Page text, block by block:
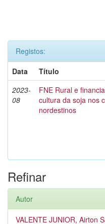
Registos:
Data
Título
2023-
08
FNE Rural e
cultura da soja nos
nordestinos
Refinar
Autor
VALENTE JUNIOR, Airton